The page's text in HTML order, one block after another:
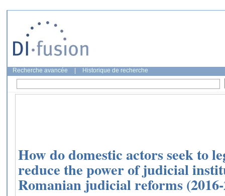
Recherche avancée Historique de recherche
How do domestic actors seek to
reduce the power of judicial
Romanian judicial reforms